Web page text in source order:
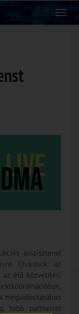
asszisztenst
Elvárások: az
élő közvetítési
megvalósításában
több partnerrel